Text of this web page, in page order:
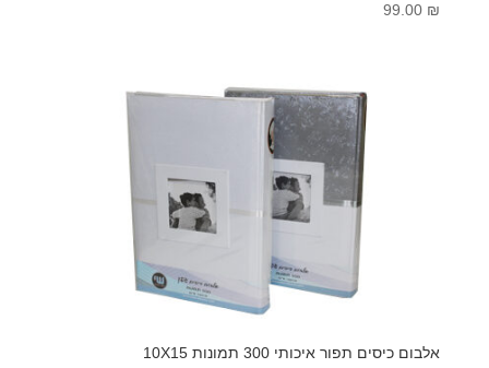
99.00 ₪
אלבום כיסים תפור איכותי 300 תמונות 10X15